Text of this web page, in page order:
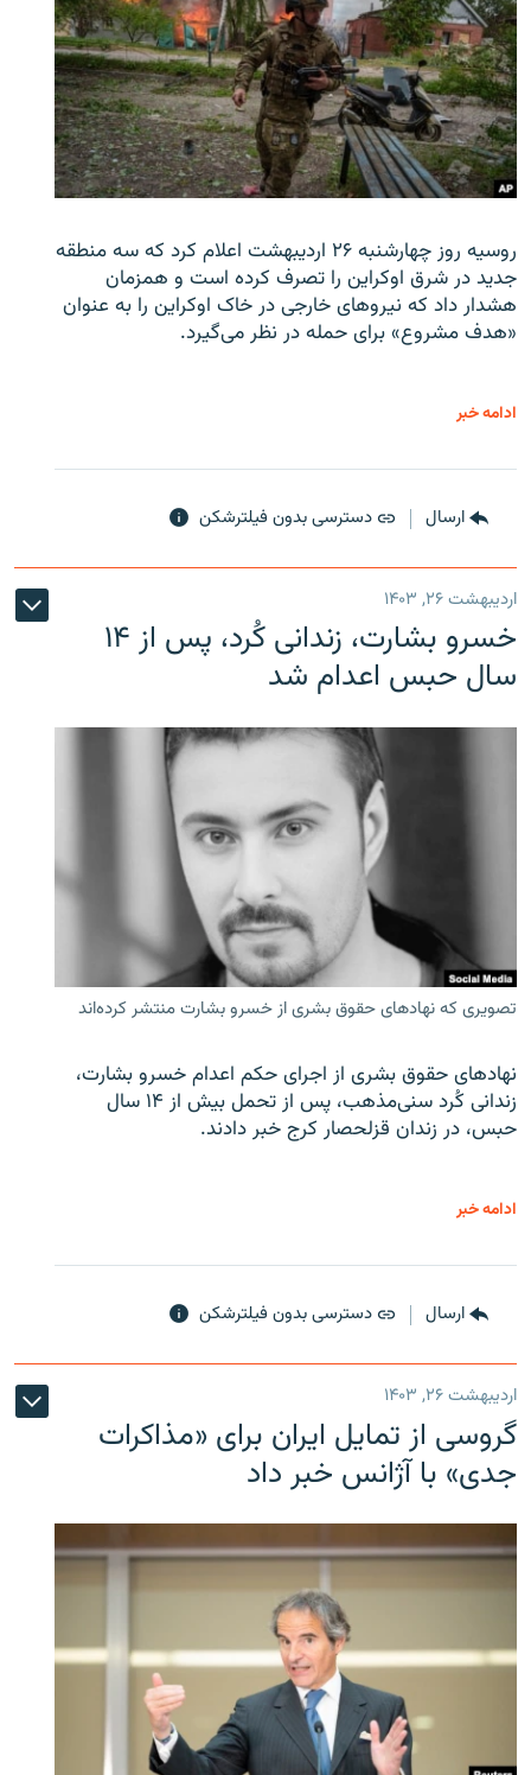
روسیه روز چهارشنبه ۲۶ اردیبهشت اعلام کرد که سه منطقه
جدید در شرق اوکراین را تصرف کرده است و همزمان
هشدار داد که نیروهای خارجی در خاک اوکراین را به عنوان
«هدف مشروع» برای حمله در نظر می‌گیرد.
ادامه خبر
ارسال دسترسی بدون فیلترشکن
اردیبهشت ۲۶, ۱۴۰۳
خسرو بشارت، زندانی کُرد، پس از ۱۴
سال حبس اعدام شد
تصویری که نهادهای حقوق بشری از خسرو بشارت منتشر کرده‌اند
نهادهای حقوق بشری از اجرای حکم اعدام خسرو بشارت،
زندانی کُرد سنی‌مذهب، پس از تحمل بیش از ۱۴ سال
حبس، در زندان قزلحصار کرج خبر دادند.
ادامه خبر
ارسال دسترسی بدون فیلترشکن
اردیبهشت ۲۶, ۱۴۰۳
گروسی از تمایل ایران برای «مذاکرات
جدی» با آژانس خبر داد